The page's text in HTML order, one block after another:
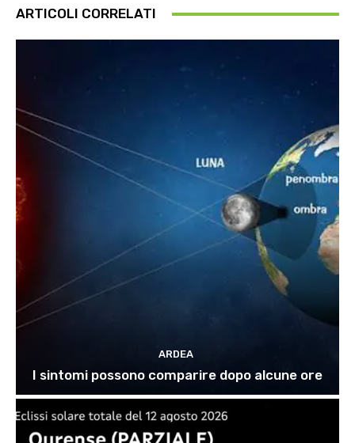
ARTICOLI CORRELATI
ARDEA
I sintomi possono comparire dopo alcune ore